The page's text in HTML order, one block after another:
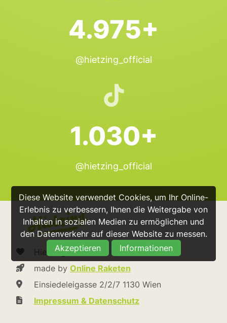
Diese Website verwendet Cookies, um Ihr Online-
Erlebnis zu verbessern, Ihnen die Weitergabe von
Inhalten in sozialen Medien zu ermöglichen und
den Datenverkehr auf dieser Website zu messen.
Akzeptieren
Informationen
4.975+
@hietzing_official
1.030+
@hietzing_official
Hietzing.at
made by Online Raketen
Einsiedeleigasse 2/2/7 1130 Wien
Impressum & Datenschutz